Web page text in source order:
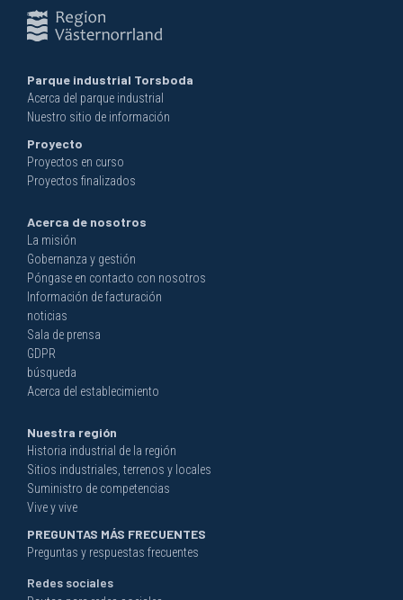
Parque industrial Torsboda
Acerca del parque industrial
Nuestro sitio de información
Proyecto
Proyectos en curso
Proyectos finalizados
Acerca de nosotros
La misión
Gobernanza y gestión
Póngase en contacto con nosotros
Información de facturación
noticias
Sala de prensa
GDPR
búsqueda
Acerca del establecimiento
Nuestra región
Historia industrial de la región
Sitios industriales, terrenos y locales
Suministro de competencias
Vive y vive
PREGUNTAS MÁS FRECUENTES
Preguntas y respuestas frecuentes
Redes sociales